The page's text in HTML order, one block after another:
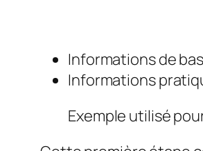
Informations de
Informations
Exemple utilisé